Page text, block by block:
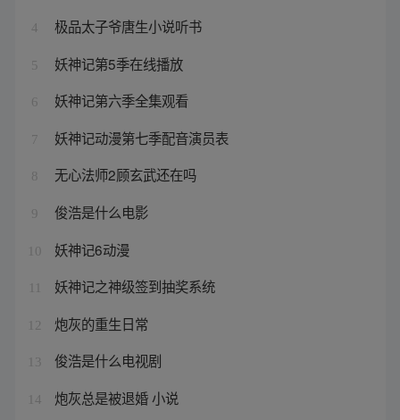
4 极品太子爷唐生小说听书
5 妖神记第5季在线播放
6 妖神记第六季全集观看
7 妖神记动漫第七季配音演员表
8 无心法师2顾玄武还在吗
9 俊浩是什么电影
10 妖神记6动漫
妖神记之神级签到抽奖系统
12 炮灰的重生日常
13 俊浩是什么电视剧
14 炮灰总是被退婚 小说